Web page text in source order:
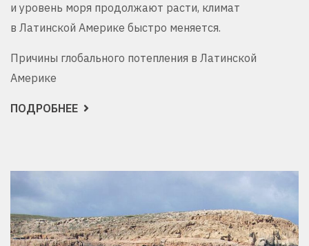
и уровень моря продолжают расти, климат
в Латинской Америке быстро меняется.
Причины глобального потепления в Латинской
Америке
ПОДРОБНЕЕ О
КЛИМАТА